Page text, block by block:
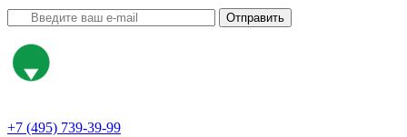
Отправить
+7 (495) 739-39-99